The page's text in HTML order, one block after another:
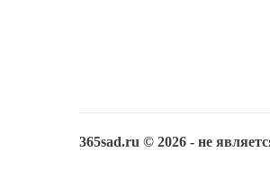
365sad.ru © 2026 - не